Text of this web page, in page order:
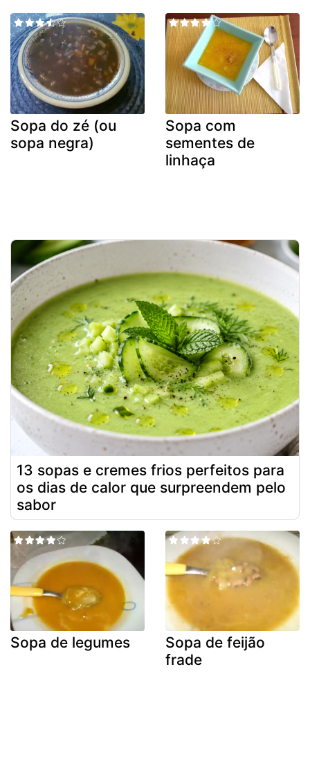
Sopa do zé (ou
sopa negra)
Sopa com
sementes de
linhaça
13 sopas e cremes frios perfeitos para
os dias de calor que surpreendem pelo
sabor
Sopa de legumes
Sopa de feijão
frade